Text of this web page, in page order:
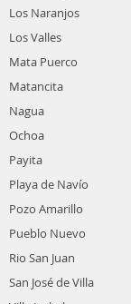
Los Naranjos
Los Valles
Mata Puerco
Matancita
Nagua
Ochoa
Payita
Playa de Navío
Pozo Amarillo
Pueblo Nuevo
Rio San Juan
San José de Villa